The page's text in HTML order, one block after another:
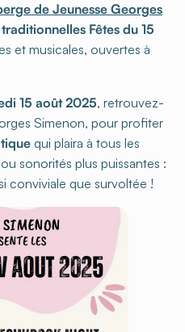
de Jeunesse Georges
traditionnelles Fêtes du 15
et musicales, ouvertes à
15 août 2025, retrouvez-
Simenon, pour profiter
qui plaira à tous les
sonorités plus puissantes :
conviviale que survoltée !